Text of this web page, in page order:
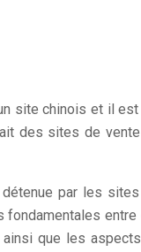
chinois et il
des sites de
par les
que les